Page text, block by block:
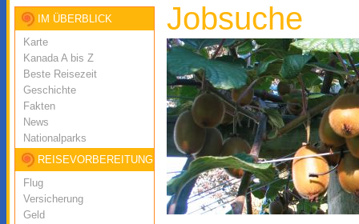
IM ÜBERBLICK
Karte
Kanada A bis Z
Beste Reisezeit
Geschichte
Fakten
News
Nationalparks
REISEVORBEREITUNG
Flug
Versicherung
Geld
Jobsuche